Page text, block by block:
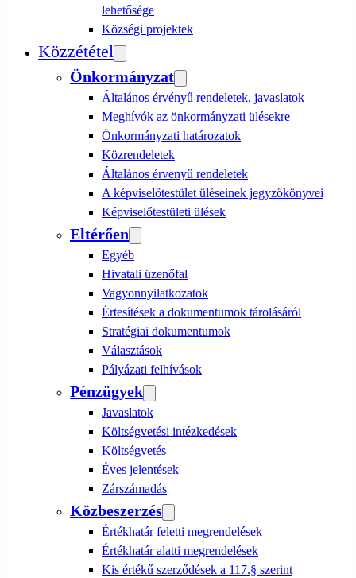
lehetősége
Községi projektek
Közzététel
Önkormányzat
Általános érvényű rendeletek, javaslatok
Meghívók az önkormányzati ülésekre
Önkormányzati határozatok
Közrendeletek
Általános érvenyű rendeletek
A képviselőtestület üléseinek jegyzőkönyvei
Képviselőtestületi ülések
Eltérően
Egyéb
Hivatali üzenőfal
Vagyonnyilatkozatok
Értesítések a dokumentumok tárolásáról
Stratégiai dokumentumok
Választások
Pályázati felhívások
Pénzügyek
Javaslatok
Költségvetési intézkedések
Költségvetés
Éves jelentések
Zárszámadás
Közbeszerzés
Értékhatár feletti megrendelések
Értékhatár alatti megrendelések
Kis értékű szerződések a 117.§ szerint